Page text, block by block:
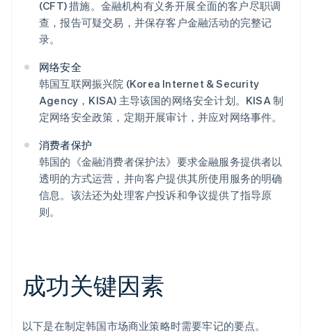
(CFT) 措施。金融机构有义务开展全面的客户尽职调
查，报告可疑交易，并保存客户金融活动的完整记
录。
网络安全
韩国互联网振兴院 (Korea Internet & Security
Agency，KISA) 主导该国的网络安全计划。KISA 制
定网络安全政策，定期开展审计，并应对网络事件。
消费者保护
韩国的《金融消费者保护法》要求金融服务提供者以
透明的方式运营，并向客户提供其所使用服务的明确
信息。该法还为处理客户投诉和争议提供了指导原
则。
成功关键因素
以下是在制定韩国市场商业策略时需要牢记的要点。